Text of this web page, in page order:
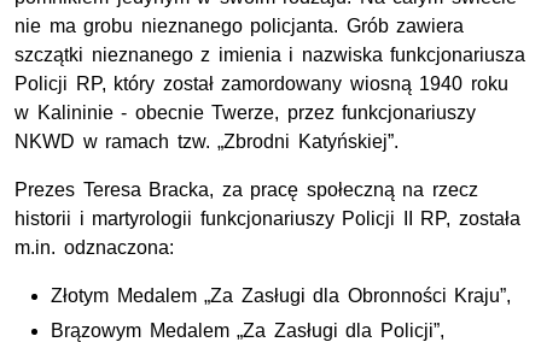
nie ma grobu nieznanego policjanta. Grób zawiera
szczątki nieznanego z imienia i nazwiska funkcjonariusza
Policji RP, który został zamordowany wiosną 1940 roku
w Kalininie - obecnie Twerze, przez funkcjonariuszy
NKWD w ramach tzw. „Zbrodni Katyńskiej”.
Prezes Teresa Bracka, za pracę społeczną na rzecz
historii i martyrologii funkcjonariuszy Policji II RP, została
m.in. odznaczona:
Złotym Medalem „Za Zasługi dla Obronności Kraju”,
Brązowym Medalem „Za Zasługi dla Policji”,